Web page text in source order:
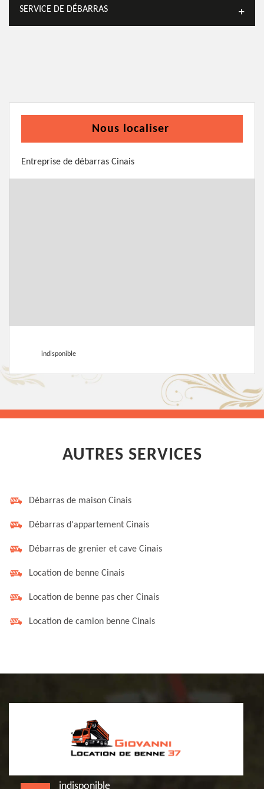
SERVICE DE DÉBARRAS
Nous localiser
Entreprise de débarras Cinais
indisponible
AUTRES SERVICES
Débarras de maison Cinais
Débarras d'appartement Cinais
Débarras de grenier et cave Cinais
Location de benne Cinais
Location de benne pas cher Cinais
Location de camion benne Cinais
indisponible